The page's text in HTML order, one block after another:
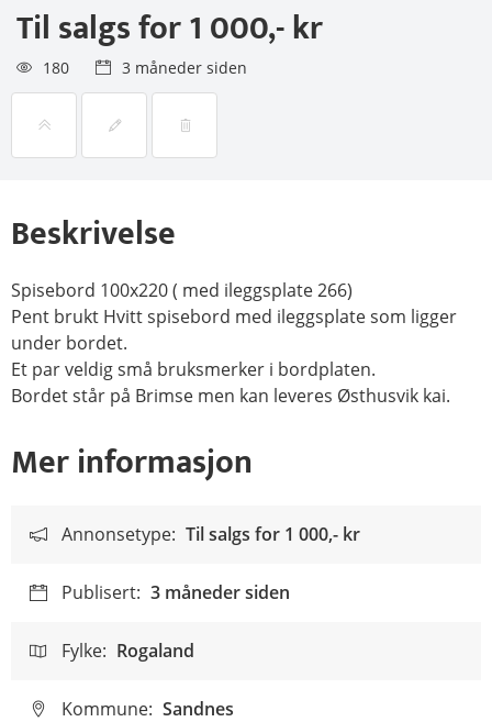
Til salgs for1 000,- kr
180 3 måneder siden
Beskrivelse
Spisebord 100x220 ( med ileggsplate 266)
Pent brukt Hvitt spisebord med ileggsplate som ligger
under bordet.
Et par veldig små bruksmerker i bordplaten.
Bordet står på Brimse men kan leveres Østhusvik kai.
Mer informasjon
Annonsetype: Til salgs for 1 000,- kr
Publisert: 3 måneder siden
Fylke: Rogaland
Kommune: Sandnes